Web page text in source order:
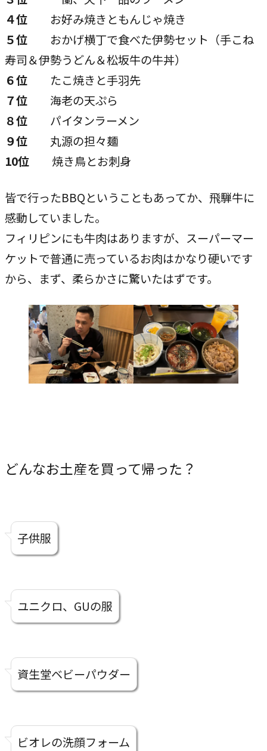
４位 お好み焼きともんじゃ焼き
５位 おかげ横丁で食べた伊勢セット（手こね
寿司＆伊勢うどん＆松坂牛の牛丼）
６位 たこ焼きと手羽先
７位 海老の天ぷら
８位 パイタンラーメン
９位 丸源の担々麺
10位 焼き鳥とお刺身
皆で行ったBBQということもあってか、飛騨牛に
感動していました。
フィリピンにも牛肉はありますが、スーパーマー
ケットで普通に売っているお肉はかなり硬いです
から、まず、柔らかさに驚いたはずです。
どんなお土産を買って帰った？
子供服
ユニクロ、GUの服
資生堂ベビーパウダー
ビオレの洗顔フォーム